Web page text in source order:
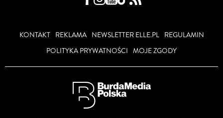
KONTAKT REKLAMA NEWSLETTER ELLE.PL
REGULAMIN
POLITYKA PRYWATNOŚCI MOJE ZGODY